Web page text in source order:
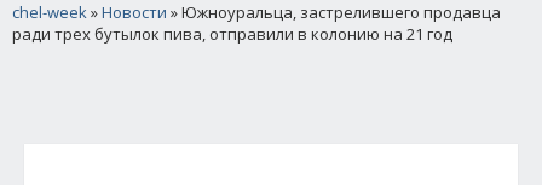
chel-week»Новости » Южноуральца, застрелившего продавца
ради трех бутылок пива, отправили в колонию на 21 год